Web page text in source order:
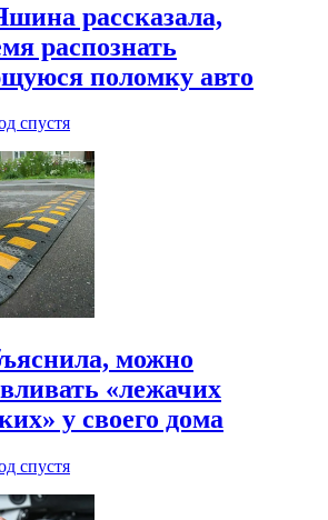
рассказала,
распознать
поломку авто
спустя
можно
«лежачих
у своего дома
спустя